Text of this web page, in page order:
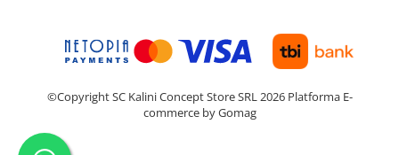
©Copyright SC Kalini Concept Store SRL 2026 Platforma E-
commerce by Gomag